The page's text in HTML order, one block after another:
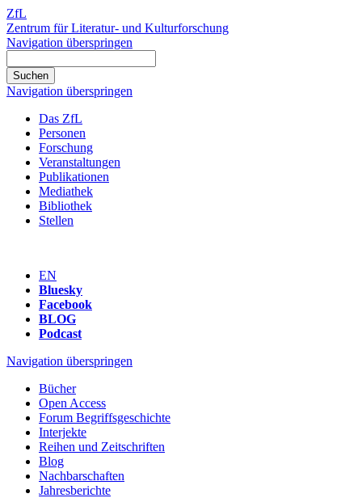
ZfL
Zentrum für Literatur- und Kulturforschung
Navigation überspringen
Navigation überspringen
Das ZfL
Personen
Forschung
Veranstaltungen
Publikationen
Mediathek
Bibliothek
Stellen
EN
Bluesky
Facebook
BLOG
Podcast
Navigation überspringen
Bücher
Open Access
Forum Begriffsgeschichte
Interjekte
Reihen und Zeitschriften
Blog
Nachbarschaften
Jahresberichte